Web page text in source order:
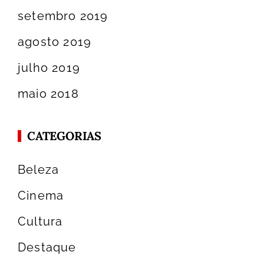
setembro 2019
agosto 2019
julho 2019
maio 2018
CATEGORIAS
Beleza
Cinema
Cultura
Destaque